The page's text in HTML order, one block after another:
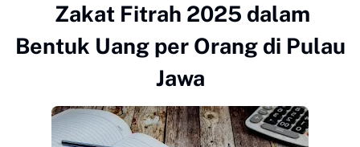
Zakat Fitrah 2025 dalam
Bentuk Uang per Orang di Pulau
Jawa